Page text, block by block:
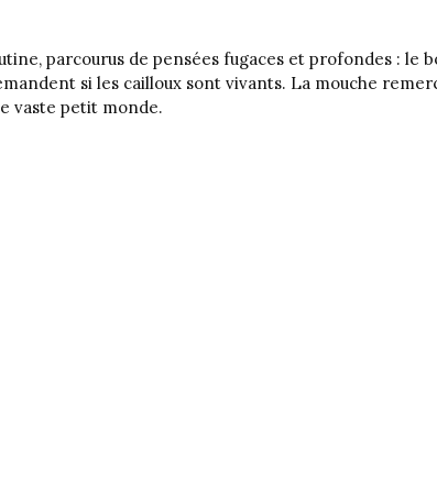
parcourus de pensées fugaces et profondes : le
si les cailloux sont vivants. La mouche
vaste petit monde.